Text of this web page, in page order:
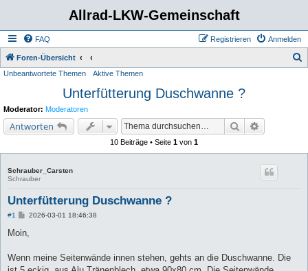
Allrad-LKW-Gemeinschaft
FAQ Anmelden
Registrieren
Foren-Übersicht
Unbeantwortete Themen Aktive Themen
Unterfütterung Duschwanne ?
Moderator: Moderatoren
Antworten Suche
10 Beiträge • Seite 1 von 1
Schrauber_Carsten
Schrauber
Unterfütterung Duschwanne ?
#1
B
i
t
a
2026-03-01 18:46:38
Moin,
Wenn meine Seitenwände innen stehen, gehts an die Duschwanne. Die